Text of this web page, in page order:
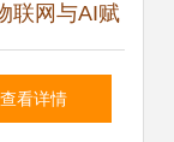
联网与AI赋
智能化生产
查看详情